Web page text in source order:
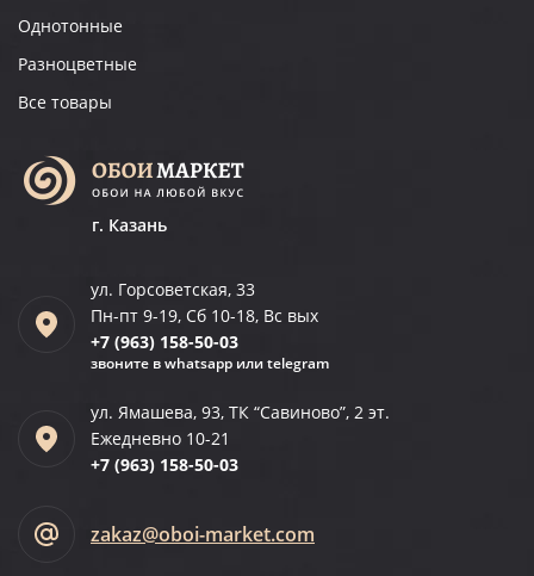
Однотонные
Разноцветные
Все товары
г. Казань
ул. Горсоветская, 33
Пн-пт 9-19, Сб 10-18, Вс вых
+7 (963) 158-50-03
звоните в whatsapp или telegram
ул. Ямашева, 93, ТК “Савиново”, 2 эт.
Ежедневно 10-21
+7 (963) 158-50-03
zakaz@oboi-market.com